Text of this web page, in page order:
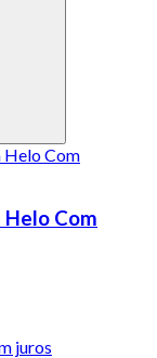
Com
juros